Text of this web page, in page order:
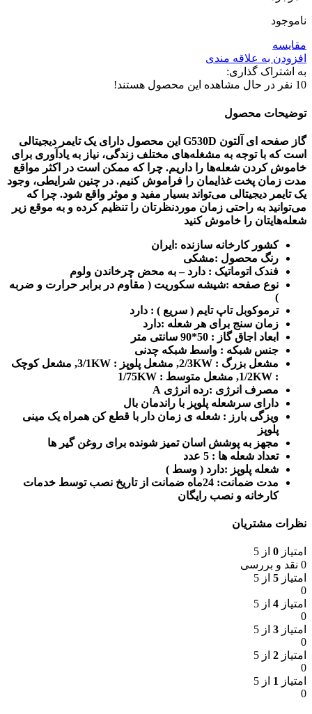
ناموجود
مقایسه
افزودن به علاقه مندی
به اشتراک گذاری:
10 نفر در حال مشاهده این محصول هستند!
توضیحات محصول
گاز صفحه ای آلتون G530D این محصول دارای یک تایمر دیجیتالی
است که با توجه به مشغله‌های مختلف زندگی، نیاز به یادآوری برای
خاموش کردن شعله‌ها را داریم. چرا که ممکن است در اکثر مواقع
مدت زمان پخت غذایمان را فراموش کنیم. در چنین شرایطی، وجود
یک تایمر دیجیتالی می‌تواند بسیار مفید و موثر واقع شود. چرا که
می‌توانید به راحتی زمان موردنظرتان را تنظیم کرده و به موقع زیر
شعله‌هایتان را خاموش کنید
کشور کارخانه سازنده :ایران
رنگ محصول :مشکی
فندک اتوماتیک : دارد – به محض چرخاندن ولوم
نوع صفحه :شیشه سکوریت ( مقاوم در برابر حرارت و ضربه
)
ترموکوبل تاپ تایم ( سریع ) : دارد
زمان سنج برای هر شعله :دارد
ابعاد اجاق گاز : 50*90 سانتی متر
جنس شبکه : واسط شبکه چدنی
مشعل بزرگ : 2/3KW, مشعل پلوپز : 3/1KW, مشعل کوچک
: 1/2KW, مشعل متوسط : 1/75KW
مصرف انرژی :رده انرژی A
دارای سرشعله پلوپز با راندمان بال
ویزگی بارز : شعله ی زمان دار با قطع کن همراه یک مینی
پلوپز
مجهز به پوشش اسان تمیز شونده برای روغن گیر ها
تعداد شعله ها : 5 عدد
شعله پلوپز :دارد ( وسط )
مدت ضمانت
: 24ماه ضمانت از تاریخ نصب توسط خدمات
کارخانه و نصب رایگان
نظرات مشتریان
امتیاز 0 از 5
0 نقد و بررسی
امتیاز 5 از 5
0
امتیاز 4 از 5
0
امتیاز 3 از 5
0
امتیاز 2 از 5
0
امتیاز 1 از 5
0